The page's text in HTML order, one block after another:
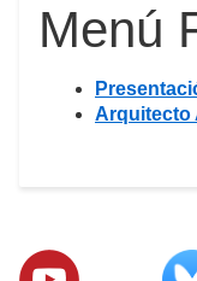
Menú
Arquitecto